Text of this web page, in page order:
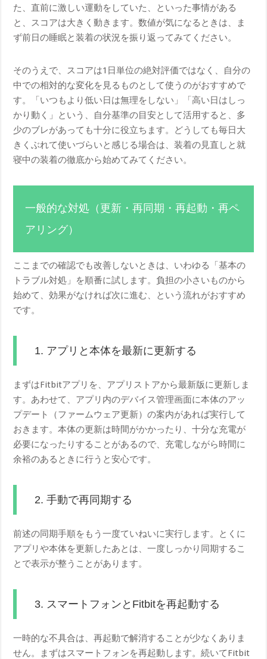
た、直前に激しい運動をしていた、といった事情がある
と、スコアは大きく動きます。数値が気になるときは、ま
ず前日の睡眠と装着の状況を振り返ってみてください。
そのうえで、スコアは1日単位の絶対評価ではなく、自分の
中での相対的な変化を見るものとして使うのがおすすめで
す。「いつもより低い日は無理をしない」「高い日はしっ
かり動く」という、自分基準の目安として活用すると、多
少のブレがあっても十分に役立ちます。どうしても毎日大
きくぶれて使いづらいと感じる場合は、装着の見直しと就
寝中の装着の徹底から始めてみてください。
一般的な対処（更新・再同期・再起動・再ペ
アリング）
ここまでの確認でも改善しないときは、いわゆる「基本の
トラブル対処」を順番に試します。負担の小さいものから
始めて、効果がなければ次に進む、という流れがおすすめ
です。
1. アプリと本体を最新に更新する
まずはFitbitアプリを、アプリストアから最新版に更新しま
す。あわせて、アプリ内のデバイス管理画面に本体のアッ
プデート（ファームウェア更新）の案内があれば実行して
おきます。本体の更新は時間がかかったり、十分な充電が
必要になったりすることがあるので、充電しながら時間に
余裕のあるときに行うと安心です。
2. 手動で再同期する
前述の同期手順をもう一度ていねいに実行します。とくに
アプリや本体を更新したあとは、一度しっかり同期するこ
とで表示が整うことがあります。
3. スマートフォンとFitbitを再起動する
一時的な不具合は、再起動で解消することが少なくありま
せん。まずはスマートフォンを再起動します。続いてFitbit